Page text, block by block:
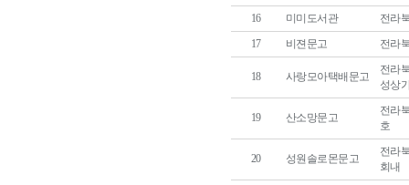
16
미미도서관
전라
17
비젼문고 전라
18 사랑모아택배문고
전라
성상
19 산소망문고
전라
호
20 성원솔로몬문고
전라
회내